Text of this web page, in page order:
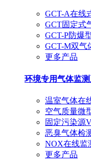
GCT-A在线
GCT固定式
GCT-P防爆
GCT-M双气
更多产品
环境专用气体监
温室气体在
空气质量微
固定污染源
恶臭气体检
NOX在线监
更多产品